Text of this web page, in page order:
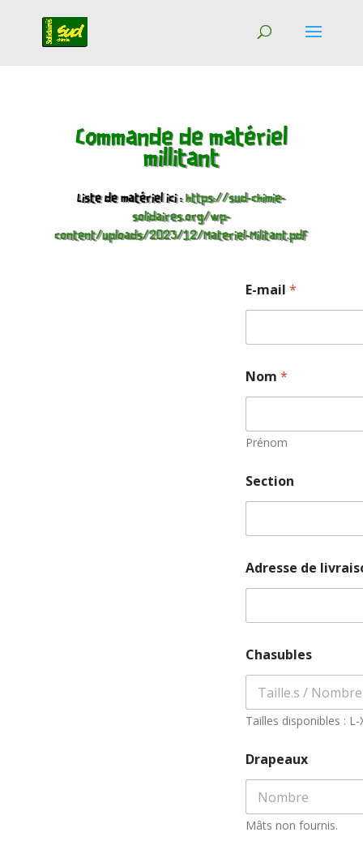
Commande de matériel
millitant
Liste de matériel ici : https://sud-chimie-
solidaires.org/wp-
content/uploads/2023/12/Materiel-Militant.pdf
E-mail *
Nom *
Prénom
Section
Adresse de
Chasubles
Tailles disponibles : L-
Drapeaux
Mâts non fournis.